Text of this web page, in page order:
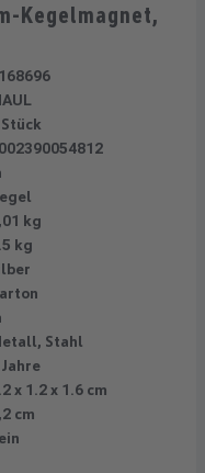
Kegelmagnet,
kg
kg
Stahl
Jahre
x 1.2 x 1.6 cm
cm